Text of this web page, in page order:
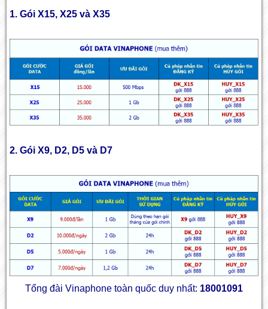
1. Gói X15, X25 và X35
2. Gói X9, D2, D5 và D7
Tổng đài Vinaphone toàn quốc duy nhất: 18001091